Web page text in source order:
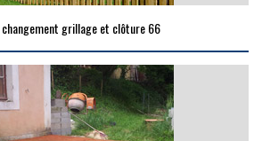
changement grillage et clôture 66